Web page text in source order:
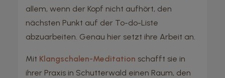
allem, wenn der Kopf nicht aufhört, den
nächsten Punkt auf der To-do-Liste
abzuarbeiten. Genau hier setzt ihre Arbeit an.
Mit Klangschalen-Meditation schafft sie in
ihrer Praxis in Schutterwald einen Raum, den